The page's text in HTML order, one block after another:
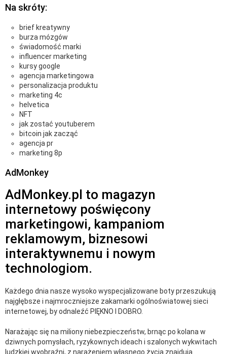
Na skróty:
brief kreatywny
burza mózgów
świadomość marki
influencer marketing
kursy google
agencja marketingowa
personalizacja produktu
marketing 4c
helvetica
NFT
jak zostać youtuberem
bitcoin jak zacząć
agencja pr
marketing 8p
AdMonkey
AdMonkey.pl to magazyn
internetowy poświęcony
marketingowi, kampaniom
reklamowym, biznesowi
interaktywnemu i nowym
technologiom.
Każdego dnia nasze wysoko wyspecjalizowane boty przeszukują
najgłębsze i najmroczniejsze zakamarki ogólnoświatowej sieci
internetowej, by odnaleźć PIĘKNO I DOBRO.
Narażając się na miliony niebezpieczeństw, brnąc po kolana w
dziwnych pomysłach, ryzykownych ideach i szalonych wykwitach
ludzkiej wyobraźni, z narażeniem własnego życia znajdują